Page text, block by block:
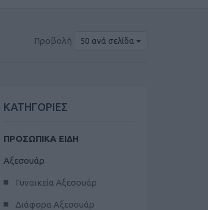
Προβολή 50 ανά σελίδα
ΚΑΤΗΓΟΡΙΕΣ
ΠΡΟΣΩΠΙΚΑ ΕΙΔΗ
Αξεσουάρ
Γυναικεία Αξεσουάρ
Διάφορα Αξεσουάρ